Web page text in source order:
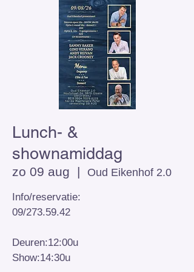
Lunch- &
shownamiddag
zo 09 aug
  |
Oud Eikenhof 2.0
Info/reservatie:
09/273.59.42
Deuren:12:00u
Show:14:30u